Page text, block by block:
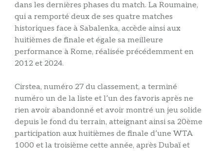
dans les dernières phases du match. La Roumaine,
qui a remporté deux de ses quatre matches
historiques face à Sabalenka, accède ainsi aux
huitièmes de finale et égale sa meilleure
performance à Rome, réalisée précédemment en
2012 et 2024.
Cirstea, numéro 27 du classement, a terminé
numéro un de la liste et l’un des favoris après ne
rien avoir abandonné et avoir montré un jeu solide
depuis le fond du terrain, atteignant ainsi sa 20ème
participation aux huitièmes de finale d’une WTA
1000 et la troisième cette année, après Dubaï et